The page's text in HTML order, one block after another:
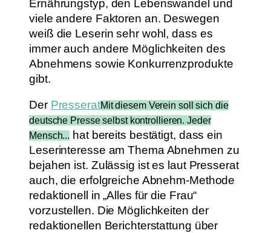
Ernährungstyp, den Lebenswandel und
viele andere Faktoren an. Deswegen
weiß die Leserin sehr wohl, dass es
immer auch andere Möglichkeiten des
Abnehmens sowie Konkurrenzprodukte
gibt.
Der PresseratMit diesem Verein soll sich die
deutsche Presse selbst kontrollieren. Jeder
Mensch... hat bereits bestätigt, dass ein
Leserinteresse am Thema Abnehmen zu
bejahen ist. Zulässig ist es laut Presserat
auch, die erfolgreiche Abnehm-Methode
redaktionell in „Alles für die Frau“
vorzustellen. Die Möglichkeiten der
redaktionellen Berichterstattung über